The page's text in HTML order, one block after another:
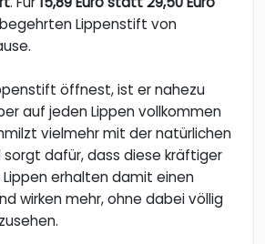
Lippenstift von
öffnest, ist er nahezu
auf jeden Lippen vollkommen
vielmehr mit der natürlichen
sorgt dafür, dass diese kräftiger
erhalten damit einen
wirken mehr, ohne dabei völlig